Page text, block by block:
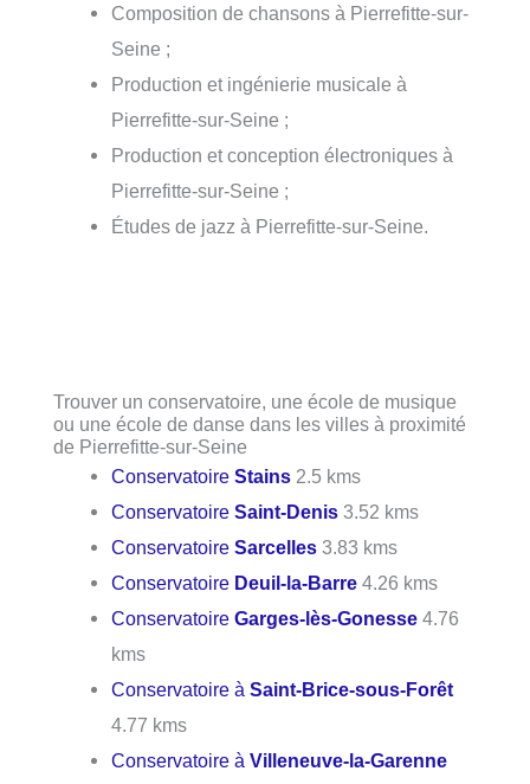
Composition de chansons à Pierrefitte-sur-
Seine ;
Production et ingénierie musicale à
Pierrefitte-sur-Seine ;
Production et conception électroniques à
Pierrefitte-sur-Seine ;
Études de jazz à Pierrefitte-sur-Seine.
Trouver un conservatoire, une école de musique
ou une école de danse dans les villes à proximité
de Pierrefitte-sur-Seine
ConservatoireStains 2.5 kms
ConservatoireSaint-Denis 3.52 kms
ConservatoireSarcelles 3.83 kms
Conservatoire Deuil-la-Barre 4.26 kms
ConservatoireGarges-lès-Gonesse 4.76
kms
Conservatoire àSaint-Brice-sous-Forêt
4.77 kms
Conservatoire àVilleneuve-la-Garenne